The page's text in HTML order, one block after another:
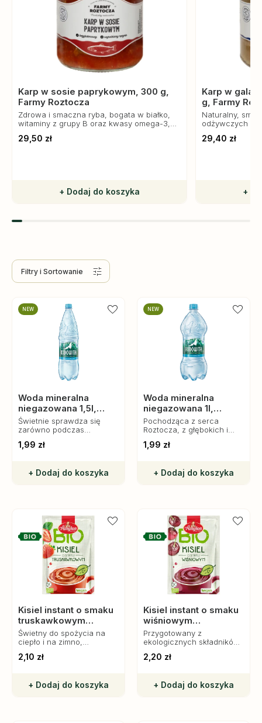
Karp w sosie paprykowym, 300 g,
Farmy Roztocza
Zdrowa i smaczna ryba, bogata w białko,
witaminy z grupy B oraz kwasy omega-3,
Doskonała na obiad, bez sztucznych
29,50 zł
+ Dodaj do koszyka
Karp w
g, Farmy
Naturalny,
odżywczych
29,40 zł
+
Filtry i Sortowanie
NEW
Woda mineralna
niegazowana 1,5l,
Rodowita z Roztocza
Świetnie sprawdza się
zarówno podczas
– w pracy, szkole czy
1,99 zł
+ Dodaj do koszyka
NEW
Woda mineralna
niegazowana 1l,
Rodowita z Roztocza
Pochodząca z serca
Roztocza, z głębokich i
wyjątkowo delikatny smak i
1,99 zł
+ Dodaj do koszyka
Kisiel instant o smaku
truskawkowym
bezglutenowy Bio, 30
g, Amylon
Świetny do spożycia na
ciepło i na zimno,
diecie bezglutenowej.
2,10 zł
+ Dodaj do koszyka
Kisiel instant o smaku
wiśniowym
bezglutenowy Bio, 30
g, Amylon
Przygotowany z
ekologicznych składników,
konserwantów, idealnie
rodziny.
2,20 zł
+ Dodaj do koszyka